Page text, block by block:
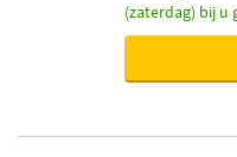
(zaterdag) bij u